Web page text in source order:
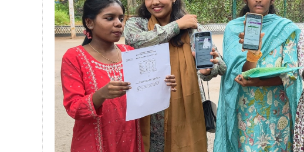
பாகிஸ்தானின் அணு ஆயுத மிரட்டலுக்கு
மத்திய ஆசிரியர் தகுதித் தேர்வு: பட்டதாரிகள்
தமிழக சட்டப்பேரவையில் காலியிடங்கள் 6 ஆக உயர்வு